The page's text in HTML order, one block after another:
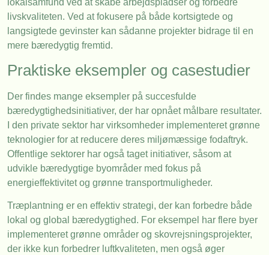
livskvaliteten. Ved at fokusere på både kortsigtede og
langsigtede gevinster kan sådanne projekter bidrage til en
mere bæredygtig fremtid.
Praktiske eksempler og casestudier
Der findes mange eksempler på succesfulde
bæredygtighedsinitiativer, der har opnået målbare resultater.
I den private sektor har virksomheder implementeret grønne
teknologier for at reducere deres miljømæssige fodaftryk.
Offentlige sektorer har også taget initiativer, såsom at
udvikle bæredygtige byområder med fokus på
energieffektivitet og grønne transportmuligheder.
Træplantning er en effektiv strategi, der kan forbedre både
lokal og global bæredygtighed. For eksempel har flere byer
implementeret grønne områder og skovrejsningsprojekter,
der ikke kun forbedrer luftkvaliteten, men også øger